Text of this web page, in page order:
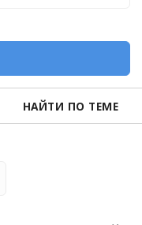
НАЙТИ ПО ТЕМЕ